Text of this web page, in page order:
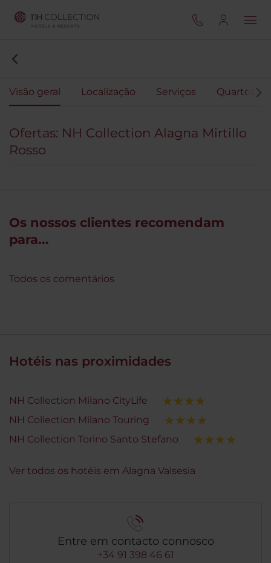
Visão geral Localização Serviços Quartos
Ofertas: NH Collection Alagna Mirtillo
Rosso
Os nossos clientes recomendam
para...
Todos os comentários
Hotéis nas proximidades
NH Collection Milano CityLife
NH Collection Milano Touring
NH Collection Torino Santo Stefano
Ver todos os hotéis em Alagna Valsesia
Entre em contacto connosco
+34 91 398 46 61